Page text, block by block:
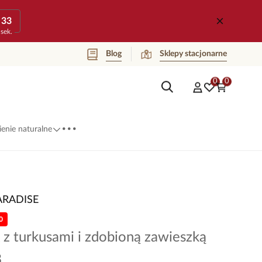
33
sek.
Blog Sklepy stacjonarne
0 0
naturalne ...
z turkusami i zdobioną zawieszką